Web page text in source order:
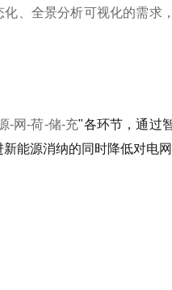
化、全景分析可视化的需
-网-荷-储-充"各环节，通过
新能源消纳的同时降低对电